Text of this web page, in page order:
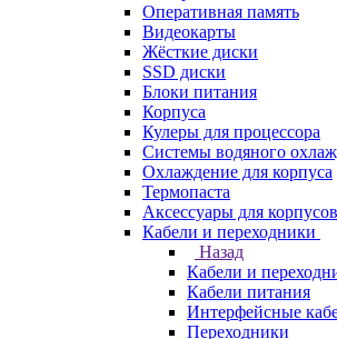
Оперативная память
Видеокарты
Жёсткие диски
SSD диски
Блоки питания
Корпуса
Кулеры для процессора
Системы водяного
Охлаждение для корпуса
Термопаста
Аксессуары для корпусов
Кабели и переходники
Назад
Кабели и
Кабели питания
Интерфейсные
Переходники